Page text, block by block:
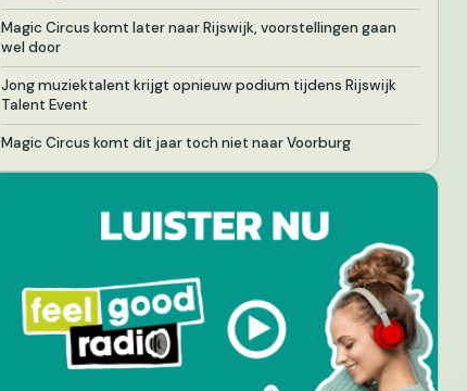
Magic Circus komt later naar Rijswijk, voorstellingen gaan
wel door
Jong muziektalent krijgt opnieuw podium tijdens Rijswijk
Talent Event
Magic Circus komt dit jaar toch niet naar Voorburg